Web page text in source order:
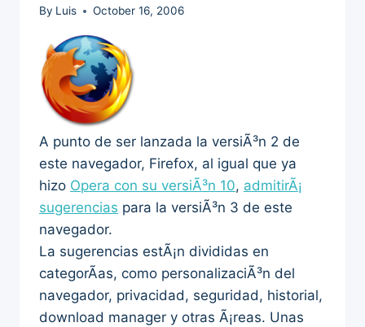
By Luis October 16, 2006
A punto de ser lanzada la versiÃ³n 2 de
este navegador, Firefox, al igual que ya
hizo Opera con su versiÃ³n 10, admitirÃ¡
sugerencias para la versiÃ³n 3 de este
navegador.
La sugerencias estÃ¡n divididas en
categorÃ­as, como personalizaciÃ³n del
navegador, privacidad, seguridad, historial,
download manager y otras Ã¡reas. Unas